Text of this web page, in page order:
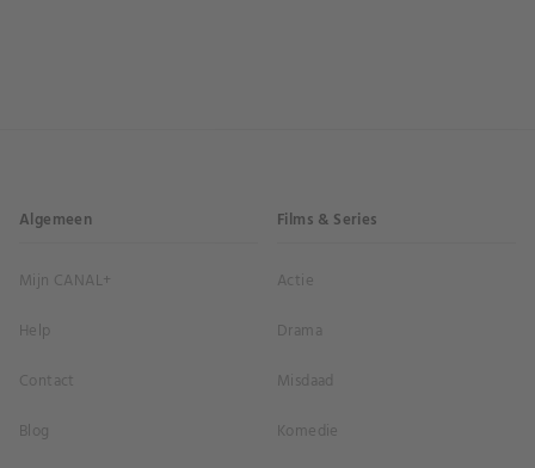
Algemeen
Mijn CANAL+
Help
Contact
Blog
Films & Series
Actie
Drama
Misdaad
Komedie